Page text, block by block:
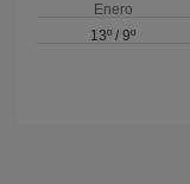
Enero
13º /9º